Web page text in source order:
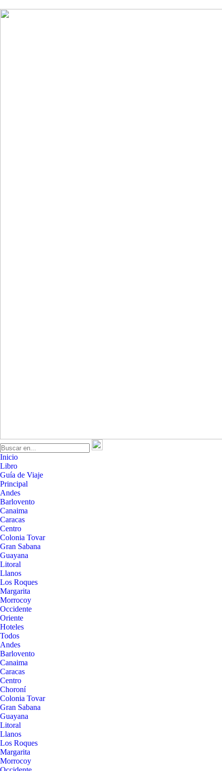
Inicio
Libro
Guía de Viaje
Principal
Andes
Barlovento
Canaima
Caracas
Centro
Colonia Tovar
Gran Sabana
Guayana
Litoral
Llanos
Los Roques
Margarita
Morrocoy
Occidente
Oriente
Hoteles
Todos
Andes
Barlovento
Canaima
Caracas
Centro
Choroní
Colonia Tovar
Gran Sabana
Guayana
Litoral
Llanos
Los Roques
Margarita
Morrocoy